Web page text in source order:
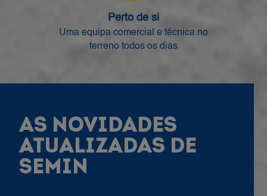
Perto de si
Uma equipa comercial e técnica no
terreno todos os dias
AS NOVIDADES
ATUALIZADAS DE
SEMIN